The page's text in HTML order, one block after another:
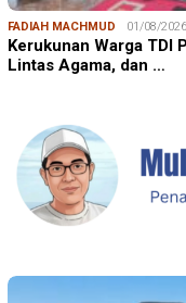
FADIAH MACHMUD 01/08/2026
Kerukunan Warga TDI
Lintas Agama, dan …